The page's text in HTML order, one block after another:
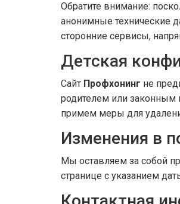
Обратите внимание:
анонимные технические
сторонние сервисы,
Детская
Сайт Профхонинг не
родителем или законным
примем меры для
Изменения в
Мы оставляем за собой
странице с указанием